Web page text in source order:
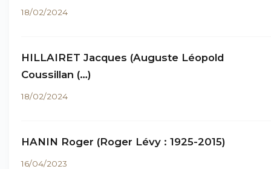
18/02/2024
HILLAIRET Jacques (Auguste Léopold
Coussillan (…)
18/02/2024
HANIN Roger (Roger Lévy : 1925-2015)
16/04/2023